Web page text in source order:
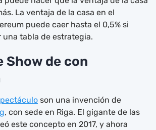
La ventaja de la casa en el
puede caer hasta el 0,5% si
tabla de estrategia.
Show de con
son una invención de
, con sede en Riga. El gigante de las
este concepto en 2017, y ahora